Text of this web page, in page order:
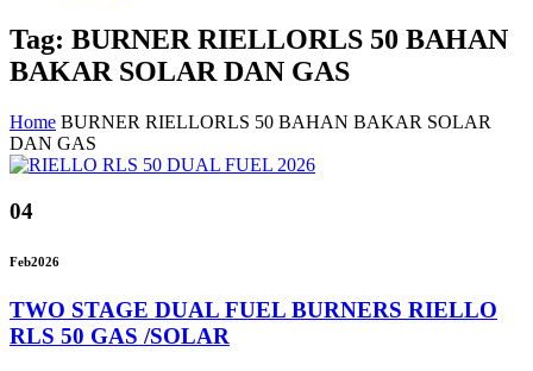
Tag: BURNER RIELLORLS 50 BAHAN
BAKAR SOLAR DAN GAS
Home BURNER RIELLORLS 50 BAHAN BAKAR SOLAR
DAN GAS
04
Feb2026
TWO STAGE DUAL FUEL BURNERS RIELLO
RLS 50 GAS /SOLAR